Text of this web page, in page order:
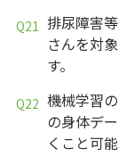
排尿障害
さんを対
す。
機械学習
の身体デ
くこと可